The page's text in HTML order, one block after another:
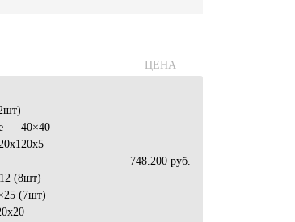
ЦЕНА
— 40×40
(8шт)
(7шт)
748.200 руб.